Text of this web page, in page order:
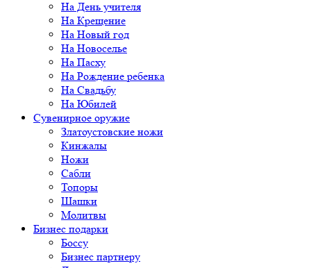
На День учителя
На Крещение
На Новый год
На Новоселье
На Пасху
На Рождение ребенка
На Свадьбу
На Юбилей
Сувенирное оружие
Златоустовские ножи
Кинжалы
Ножи
Сабли
Топоры
Шашки
Молитвы
Бизнес подарки
Боссу
Бизнес партнеру